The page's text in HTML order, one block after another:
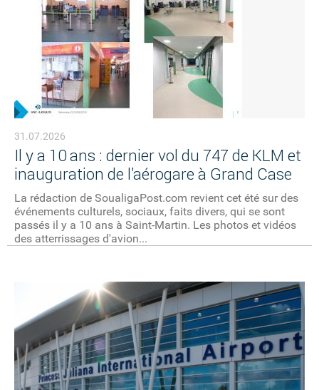
31.07.2026
Il y a 10 ans : dernier vol du 747 de KLM et
inauguration de l'aérogare à Grand Case
La rédaction de SoualigaPost.com revient cet été sur des
événements culturels, sociaux, faits divers, qui se sont
passés il y a 10 ans à Saint-Martin. Les photos et vidéos
des atterrissages d'avion...